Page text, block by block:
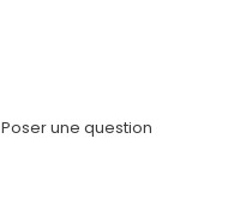
Poser une question